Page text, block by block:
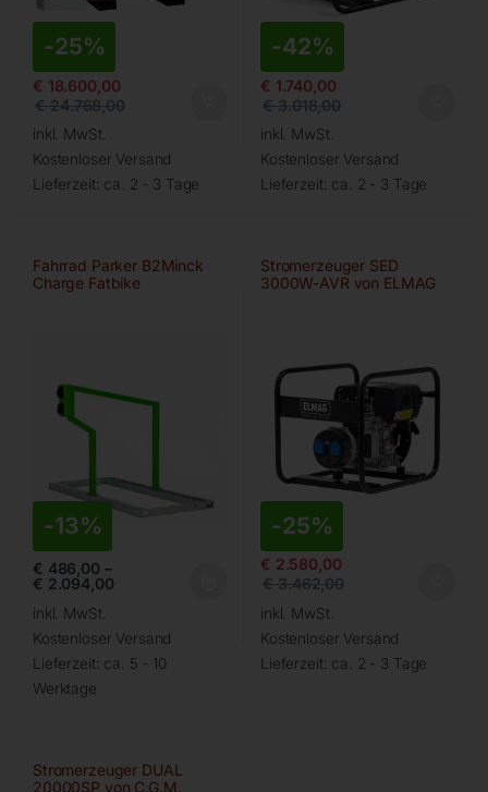
-25%
€ 18.600,00
€24.768,00
inkl. MwSt.
Kostenloser Versand
Lieferzeit: ca. 2 - 3 Tage
-42%
€ 1.740,00
€3.018,00
inkl. MwSt.
Kostenloser Versand
Lieferzeit: ca. 2 - 3 Tage
Fahrrad Parker B2Minck
Charge Fatbike
-13%
€ 486,00 –
€ 2.094,00
inkl. MwSt.
Kostenloser Versand
Lieferzeit: ca. 5 - 10
Werktage
Stromerzeuger SED
3000W-AVR von ELMAG
-25%
€ 2.580,00
€3.462,00
inkl. MwSt.
Kostenloser Versand
Lieferzeit: ca. 2 - 3 Tage
Stromerzeuger DUAL
20000SP von C.G.M.